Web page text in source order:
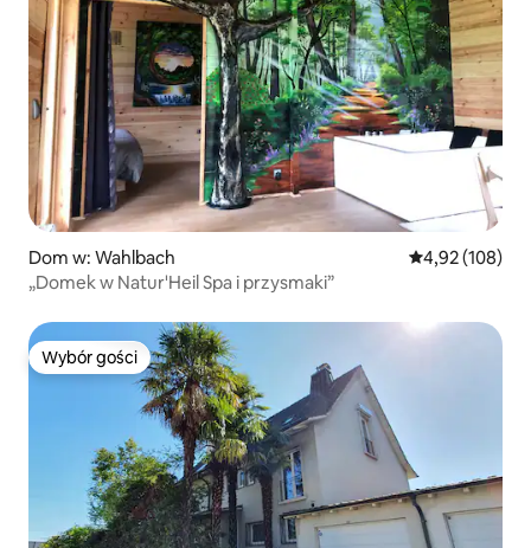
Dom w: Wahlbach Średnia
4,92 (108)
„Domek w Natur'Heil Spa i przysmaki”
Wybór gości
Wybór gości